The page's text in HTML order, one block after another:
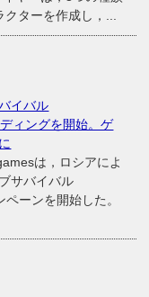
ターを作成し，...
イバル
ィングを開始。ゲ
は，ロシアによ
サバイバル
ーンを開始した。